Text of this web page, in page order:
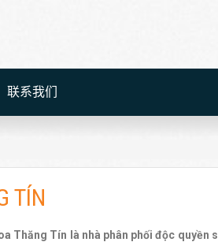
联系我们
TÍN
Thăng Tín là nhà phân phối độc quyền